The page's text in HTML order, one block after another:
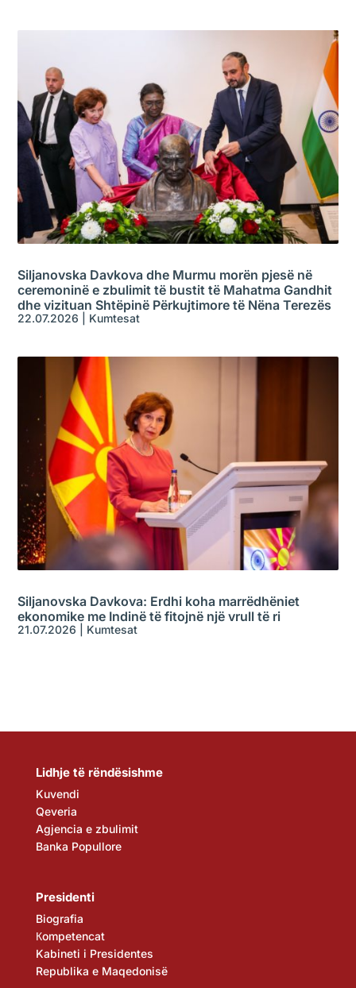
Siljanovska Davkova dhe Murmu morën pjesë në
ceremoninë e zbulimit të bustit të Mahatma Gandhit
dhe vizituan Shtëpinë Përkujtimore të Nëna Terezës
22.07.2026 Kumtesat
Siljanovska Davkova: Erdhi koha marrëdhëniet
ekonomike me Indinë të fitojnë një vrull të ri
21.07.2026 Kumtesat
Lidhje të rëndësishme
Kuvendi
Qeveria
Agjencia e zbulimit
Banka Popullore
Presidenti
Biografia
Кompetencat
Kabineti i Presidentes
Republika e Maqedonisë